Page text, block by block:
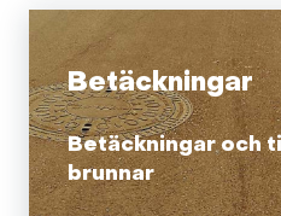
Betäckningar
Betäckningar och
brunnar